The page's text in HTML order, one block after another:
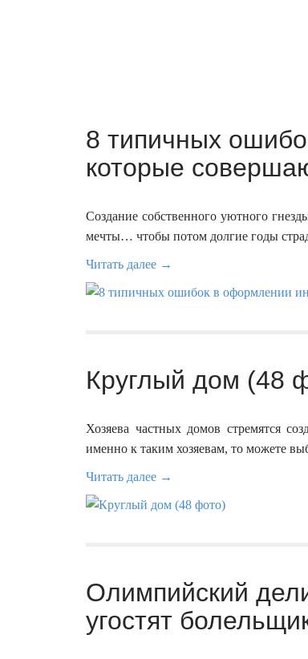
8 типичных
которые
Создание собственного уютного
мечты… чтобы потом долгие годы
Читать далее →
Круглый дом (48
Хозяева частных домов стремятся
именно к таким хозяевам, то можете
Читать далее →
Олимпийский
угостят